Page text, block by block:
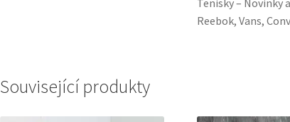
Tenisky – Novinky
Reebok, Vans,
Související produkty